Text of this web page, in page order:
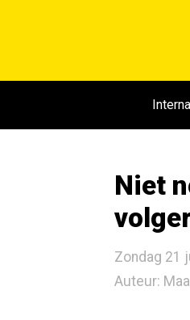
Niet
Zondag 21
Auteur: